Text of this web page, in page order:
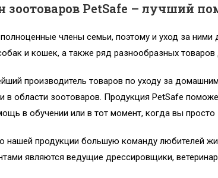
зоотоваров PetSafe – лучший
члены семьи, поэтому и уход за
и кошек, а также ряд разнообразных
производитель товаров по уходу за
в области зоотоваров. Продукция PetSafe
в обучении или в тот момент, когда вы
продукции большую команду любителей
являются ведущие дрессировщики,